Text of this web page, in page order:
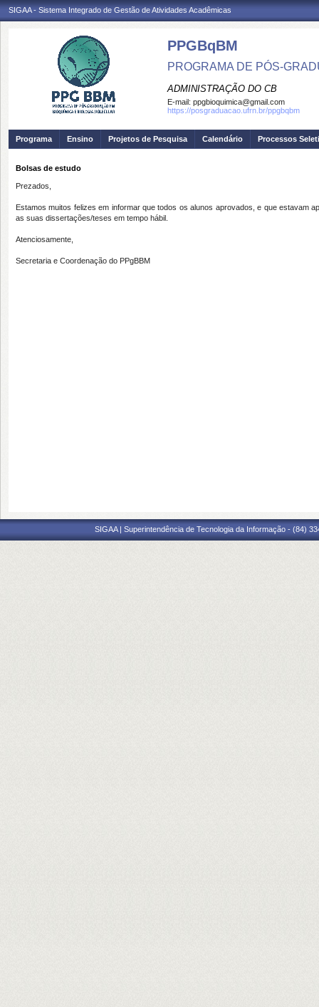
SIGAA - Sistema Integrado de Gestão de Atividades Acadêmicas
PPGBqBM
PROGRAMA DE PÓS-
ADMINISTRAÇÃO DO CB
E-mail: ppgbioquimica@gmail.com
https://posgraduacao.ufrn.br/ppgbqbm
Programa Ensino Projetos de Pesquisa Calendário Processos
Bolsas de estudo
Prezados,
Estamos muitos felizes em informar que todos os alunos aprovados, e que estavam
as suas dissertações/teses em tempo hábil.
Atenciosamente,
Secretaria e Coordenação do PPgBBM
SIGAA | Superintendência de Tecnologia da Informação - (84)